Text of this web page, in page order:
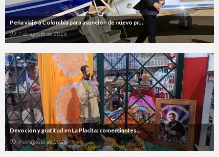
Peña viajó a Colombia para asunción de nuevo pr...
7 de agosto de 2026
Devoción y gratitud en La Placita: comerciantes...
7 de agosto de 2026